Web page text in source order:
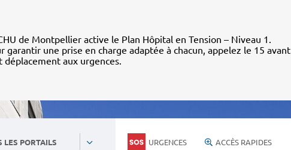
de Montpellier active le Plan Hôpital en Tension – Niveau 1.
garantir une prise en charge adaptée à chacun, appelez le 15 avant
déplacement aux urgences.
LES PORTAILS URGENCES ACCÈS RAPIDES